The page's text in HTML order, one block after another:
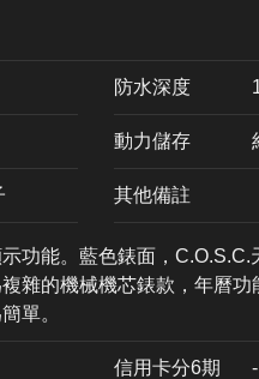
防水深度
動力儲存
其他備註
功能。藍色錶面，C.O.S.C.
雜的機械機芯錶款，年曆功
單。
信用卡分6期 -